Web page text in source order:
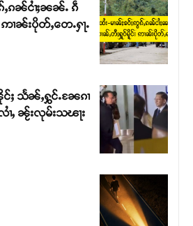
ႇၵၼ်ငၢႆႈၼၼ်ႉ ၵဵ
ၢၼ်းပိုတ်ႇတေႉႁႃႉ
ႈ သႅၼ်ႇႁွင်ႉၼႄၵၢ
ႇ ၼႂ်းလုမ်းသၽႃး